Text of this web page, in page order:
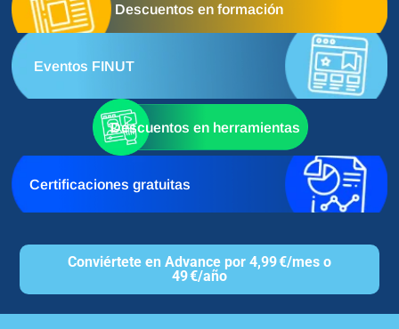
Descuentos en formación
Eventos FINUT
Descuentos en herramientas
Certificaciones gratuitas
Conviértete en Advance por 4,99 €/mes o
49 €/año